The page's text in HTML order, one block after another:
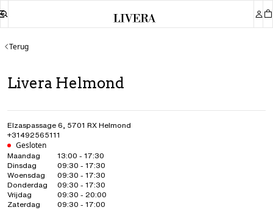
Terug
Livera Helmond
Elzaspassage 6, 5701 RXHelmond
+31492565111
Gesloten
Maandag
13:00 - 17:30
Dinsdag
09:30 - 17:30
Woensdag
09:30 - 17:30
Donderdag
09:30 - 17:30
Vrijdag
09:30 - 20:00
Zaterdag
09:30 - 17:00